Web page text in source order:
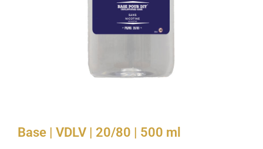
Base | VDLV | 20/80 | 500 ml